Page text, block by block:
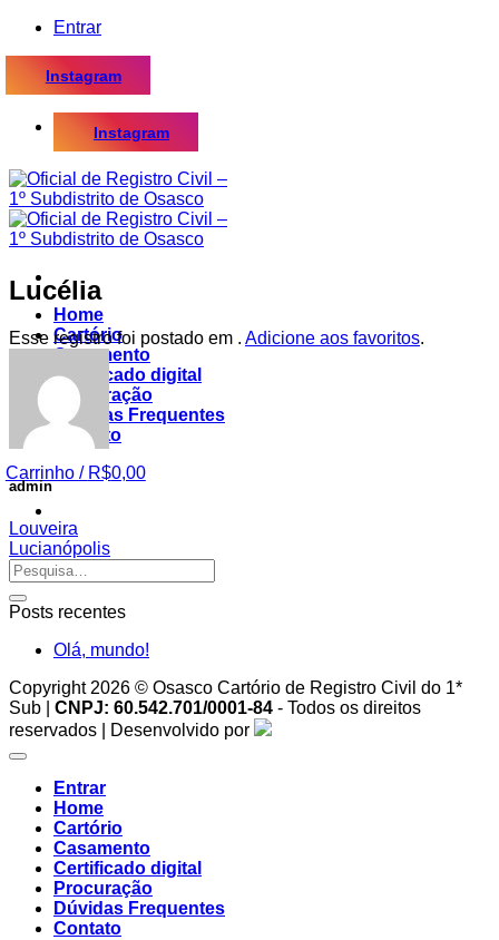
Skip
content
Entrar
Instagram
Instagram
Home
Cartório
Casamento
Certificado digital
Procuração
Dúvidas Frequentes
Contato
Carrinho / R$0,00
Lucélia
Esse registro foi postado em . Adicione aos favoritos.
admin
Louveira
Lucianópolis
Posts recentes
Olá, mundo!
Copyright 2026 © Osasco Cartório de Registro Civil do 1*
Sub | CNPJ: 60.542.701/0001-84 - Todos os direitos
reservados | Desenvolvido por
Entrar
Home
Cartório
Casamento
Certificado digital
Procuração
Dúvidas Frequentes
Contato